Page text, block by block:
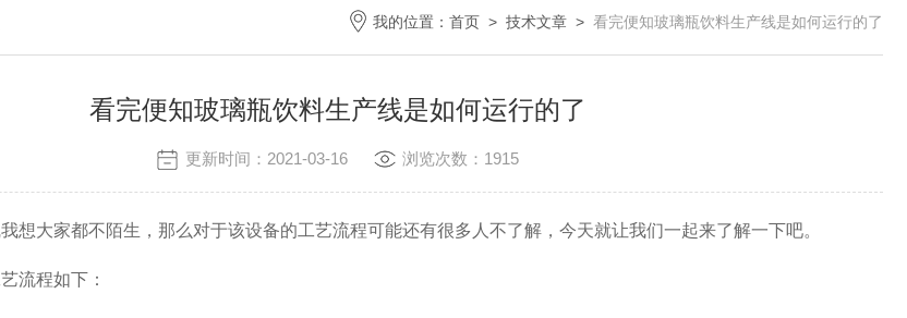
我的位置： 首页 > 技术文章 > 看完便知玻璃瓶饮料生产线是如何运行的了
看完便知玻璃瓶饮料生产线是如何运行的了
更新时间：2021-03-16 浏览次数：1915
大家都不陌生，那么对于该设备的工艺流程可能还有很多人不了解，今天就让我们一起来了解一下吧。
流程如下：